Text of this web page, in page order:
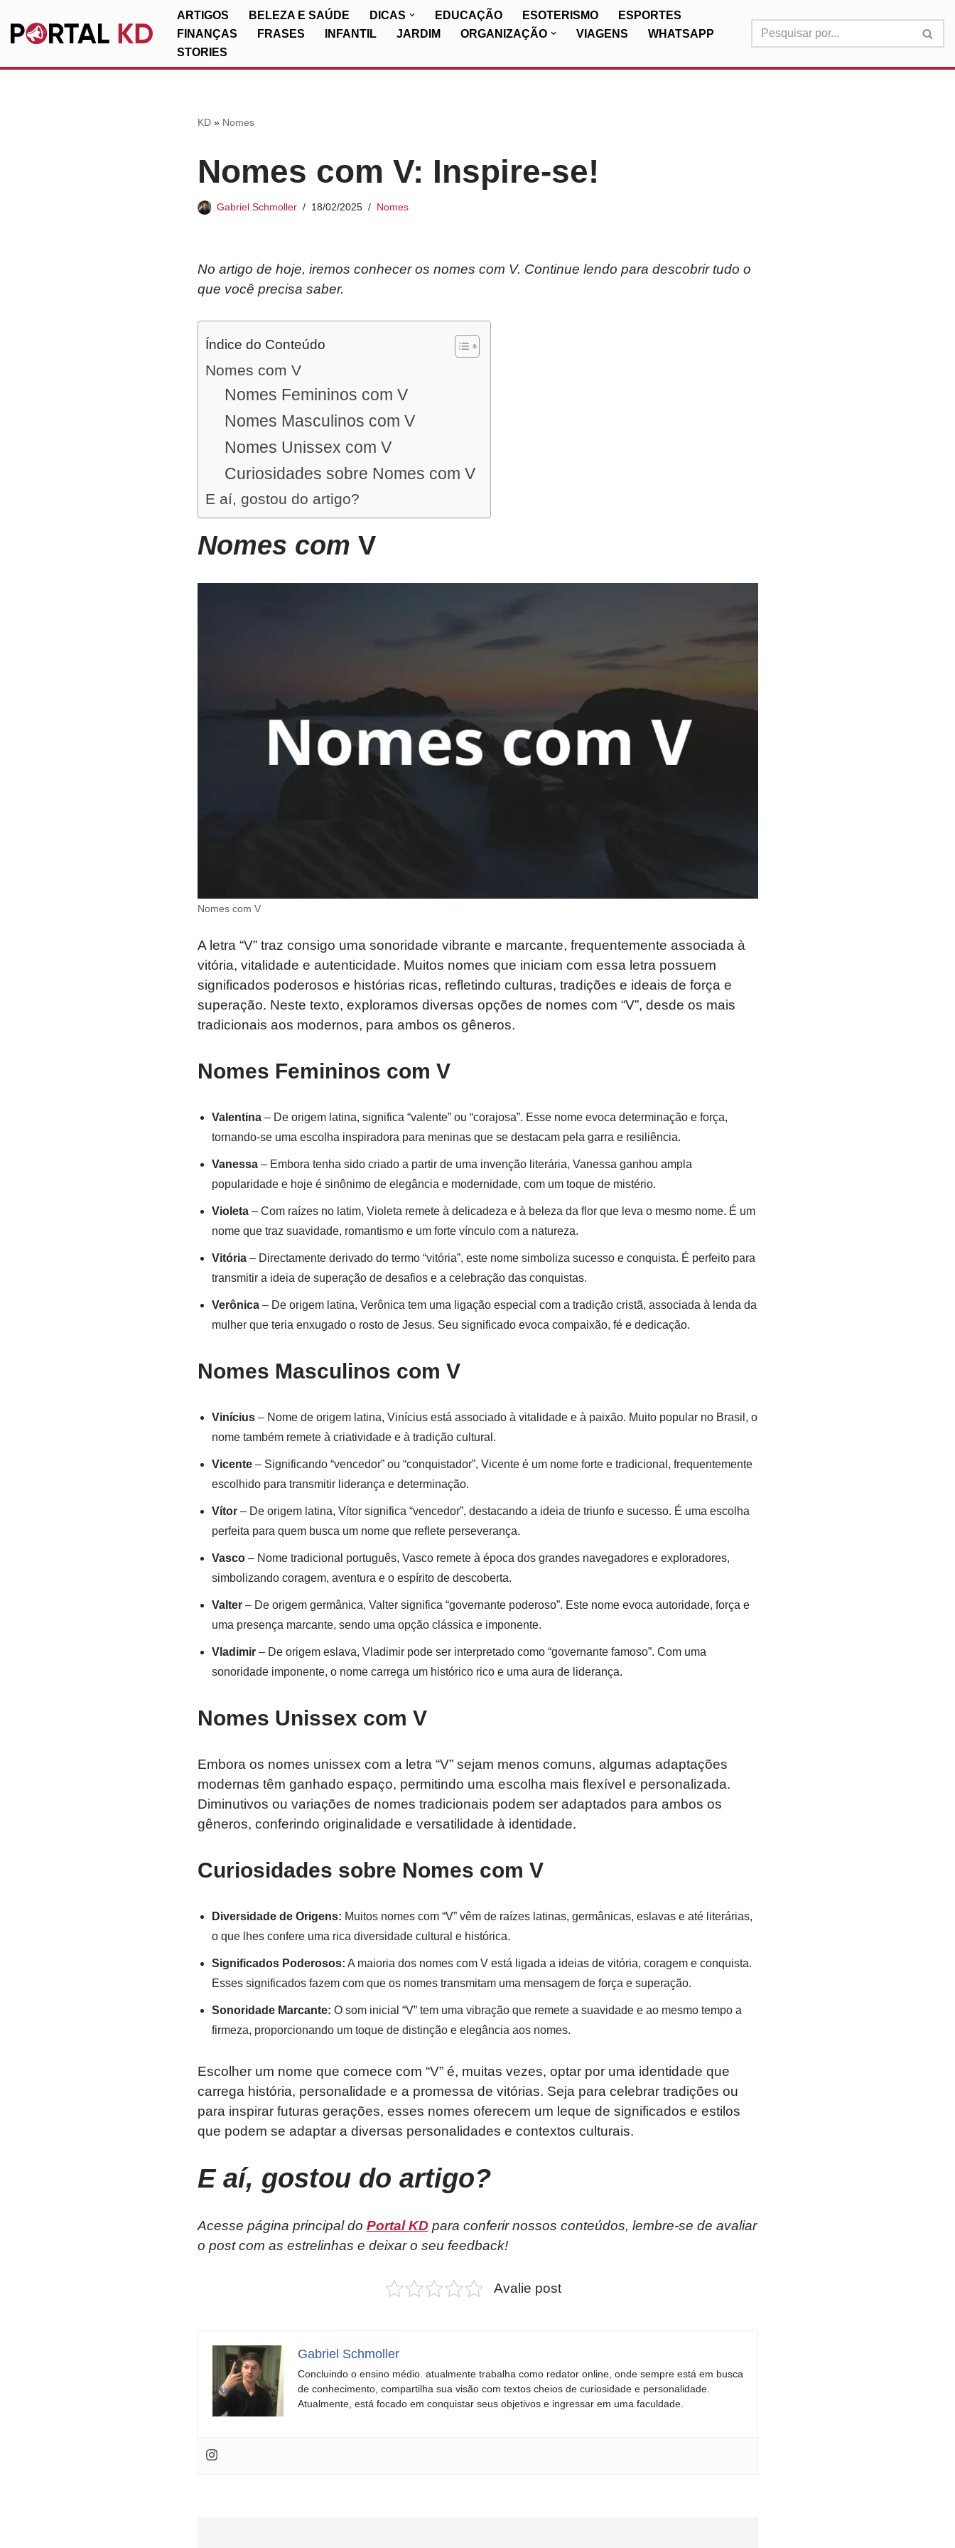
Pular
ARTIGOS BELEZA E SAÚDE DICAS EDUCAÇÃO ESOTERISMO
ESPORTES
FINANÇAS
FRASES INFANTIL JARDIM ORGANIZAÇÃO VIAGENS
WHATSAPP
STORIES
KD» Nomes
Nomes com V: Inspire-se!
Gabriel Schmoller 18/02/2025 Nomes
No artigo de hoje, iremos conhecer os nomes com V. Continue lendo para descobrir tudo o
que você precisa saber.
Índice do Conteúdo
Nomes com V
Nomes Femininos com V
Nomes Masculinos com V
Nomes Unissex com V
Curiosidades sobre Nomes com V
E aí, gostou do artigo?
Nomes com V
Nomes com V
A letra “V” traz consigo uma sonoridade vibrante e marcante, frequentemente associada à
vitória, vitalidade e autenticidade. Muitos nomes que iniciam com essa letra possuem
significados poderosos e histórias ricas, refletindo culturas, tradições e ideais de força e
superação. Neste texto, exploramos diversas opções de nomes com “V”, desde os mais
tradicionais aos modernos, para ambos os gêneros.
Nomes Femininos com V
Valentina– De origem latina, significa “valente” ou “corajosa”. Esse nome evoca determinação e força,
tornando-se uma escolha inspiradora para meninas que se destacam pela garra e resiliência.
Vanessa– Embora tenha sido criado a partir de uma invenção literária, Vanessa ganhou ampla
popularidade e hoje é sinônimo de elegância e modernidade, com um toque de mistério.
Violeta– Com raízes no latim, Violeta remete à delicadeza e à beleza da flor que leva o mesmo nome. É um
nome que traz suavidade, romantismo e um forte vínculo com a natureza.
Vitória– Directamente derivado do termo “vitória”, este nome simboliza sucesso e conquista. É perfeito para
transmitir a ideia de superação de desafios e a celebração das conquistas.
Verônica– De origem latina, Verônica tem uma ligação especial com a tradição cristã, associada à lenda da
mulher que teria enxugado o rosto de Jesus. Seu significado evoca compaixão, fé e dedicação.
Nomes Masculinos com V
Vinícius– Nome de origem latina, Vinícius está associado à vitalidade e à paixão. Muito popular no Brasil, o
nome também remete à criatividade e à tradição cultural.
Vicente– Significando “vencedor” ou “conquistador”, Vicente é um nome forte e tradicional, frequentemente
escolhido para transmitir liderança e determinação.
Vítor– De origem latina, Vítor significa “vencedor”, destacando a ideia de triunfo e sucesso. É uma escolha
perfeita para quem busca um nome que reflete perseverança.
Vasco– Nome tradicional português, Vasco remete à época dos grandes navegadores e exploradores,
simbolizando coragem, aventura e o espírito de descoberta.
Valter– De origem germânica, Valter significa “governante poderoso”. Este nome evoca autoridade, força e
uma presença marcante, sendo uma opção clássica e imponente.
Vladimir– De origem eslava, Vladimir pode ser interpretado como “governante famoso”. Com uma
sonoridade imponente, o nome carrega um histórico rico e uma aura de liderança.
Nomes Unissex com V
Embora os nomes unissex com a letra “V” sejam menos comuns, algumas adaptações
modernas têm ganhado espaço, permitindo uma escolha mais flexível e personalizada.
Diminutivos ou variações de nomes tradicionais podem ser adaptados para ambos os
gêneros, conferindo originalidade e versatilidade à identidade.
Curiosidades sobre Nomes com V
Diversidade de Origens: Muitos nomes com “V” vêm de raízes latinas, germânicas, eslavas e até literárias,
o que lhes confere uma rica diversidade cultural e histórica.
Significados Poderosos: A maioria dos nomes com V está ligada a ideias de vitória, coragem e conquista.
Esses significados fazem com que os nomes transmitam uma mensagem de força e superação.
Sonoridade Marcante: O som inicial “V” tem uma vibração que remete a suavidade e ao mesmo tempo a
firmeza, proporcionando um toque de distinção e elegância aos nomes.
Escolher um nome que comece com “V” é, muitas vezes, optar por uma identidade que
carrega história, personalidade e a promessa de vitórias. Seja para celebrar tradições ou
para inspirar futuras gerações, esses nomes oferecem um leque de significados e estilos
que podem se adaptar a diversas personalidades e contextos culturais.
E aí, gostou do artigo?
Acesse página principal do Portal KD para conferir nossos conteúdos, lembre-se de avaliar
o post com as estrelinhas e deixar o seu feedback!
Avalie post
Gabriel Schmoller
Concluindo o ensino médio. atualmente trabalha como redator online, onde sempre está em busca
de conhecimento, compartilha sua visão com textos cheios de curiosidade e personalidade.
Atualmente, está focado em conquistar seus objetivos e ingressar em uma faculdade.